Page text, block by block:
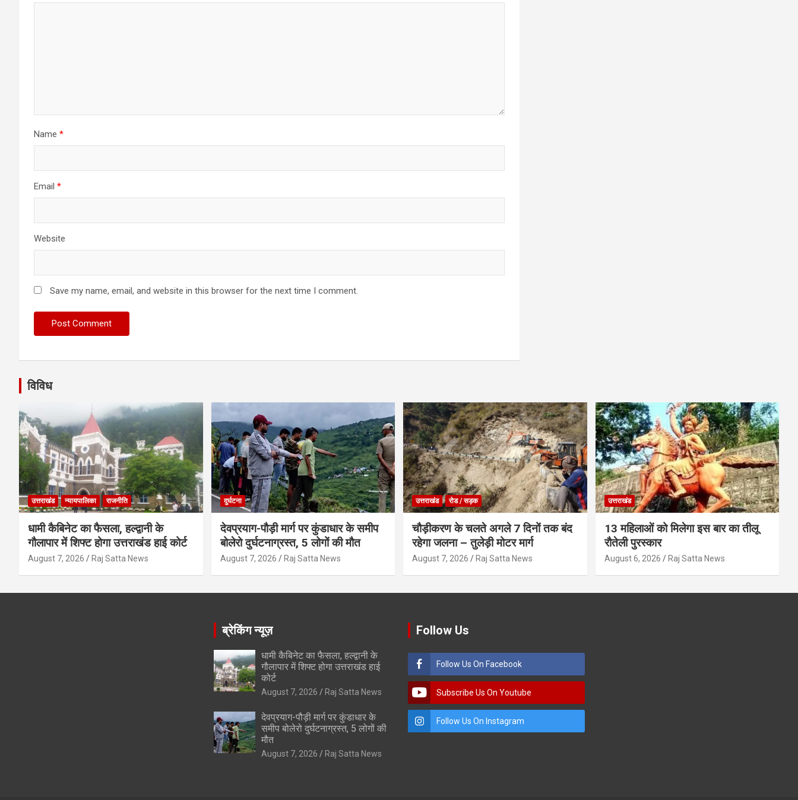
Name *
Email *
Website
Save my name, email, and website in this browser for the next time I comment.
विविध
उत्तराखंड न्यायपालिका राजनीति
धामी कैबिनेट का फैसला, हल्द्वानी के
गौलापार में शिफ्ट होगा उत्तराखंड हाई कोर्ट
August 7, 2026 Raj Satta News
दुर्घटना
देवप्रयाग-पौड़ी मार्ग पर कुंडाधार के समीप
बोलेरो दुर्घटनाग्रस्त, 5 लोगों की मौत
August 7, 2026 Raj Satta News
उत्तराखंड रोड / सड़क
चौड़ीकरण के चलते अगले 7 दिनों तक बंद
रहेगा जलना – तुलेड़ी मोटर मार्ग
August 7, 2026 Raj Satta News
उत्तराखंड
13 महिलाओं को मिलेगा इस बार का तीलू
रौतेली पुरस्कार
August 6, 2026 Raj Satta News
ब्रेकिंग न्यूज़
धामी कैबिनेट का फैसला, हल्द्वानी के
गौलापार में शिफ्ट होगा उत्तराखंड हाई
कोर्ट
August 7, 2026 Raj Satta News
देवप्रयाग-पौड़ी मार्ग पर कुंडाधार के
समीप बोलेरो दुर्घटनाग्रस्त, 5 लोगों की
मौत
August 7, 2026 Raj Satta News
Follow Us
Follow Us On Facebook
Subscribe Us On Youtube
Follow Us On Instagram